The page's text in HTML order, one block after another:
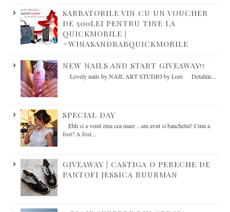
SARBATORILE VIN CU UN VOUCHER
DE 500LEI PENTRU TINE LA
QUICKMOBILE |
#WINASANDRABQUICKMOBILE
NEW NAILS AND START GIVEAWAY!!
Lovely nails by NAIL ART STUDIO by Lore Detaliile...
SPECIAL DAY
Ehh si a venit ziua cea mare ...am avut si banchetul! Cum a
fost? A fost...
GIVEAWAY | CASTIGA O PERECHE DE
PANTOFI JESSICA BUURMAN